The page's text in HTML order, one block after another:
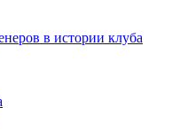
в истории клуба